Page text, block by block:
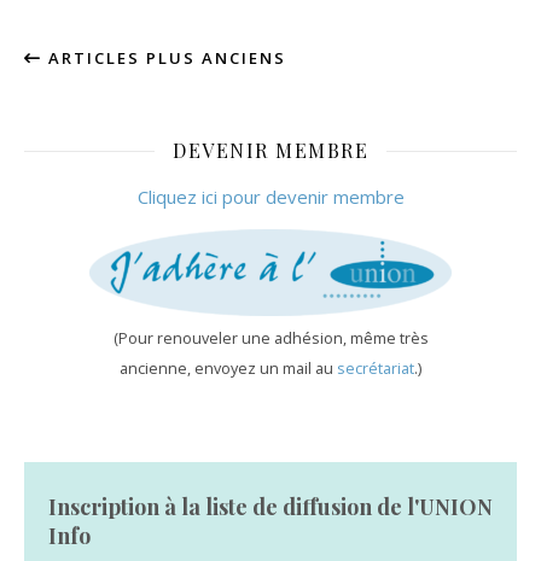
ARTICLES PLUS ANCIENS
DEVENIR MEMBRE
Cliquez ici pour devenir membre
(Pour renouveler une adhésion, même très
ancienne, envoyez un mail au secrétariat.)
Inscription à la liste de diffusion de l'UNION
Info